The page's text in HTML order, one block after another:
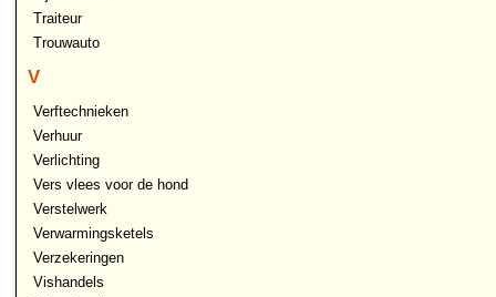
Traiteur
Trouwauto
V
Verftechnieken
Verhuur
Verlichting
Vers vlees voor de hond
Verstelwerk
Verwarmingsketels
Verzekeringen
Vishandels